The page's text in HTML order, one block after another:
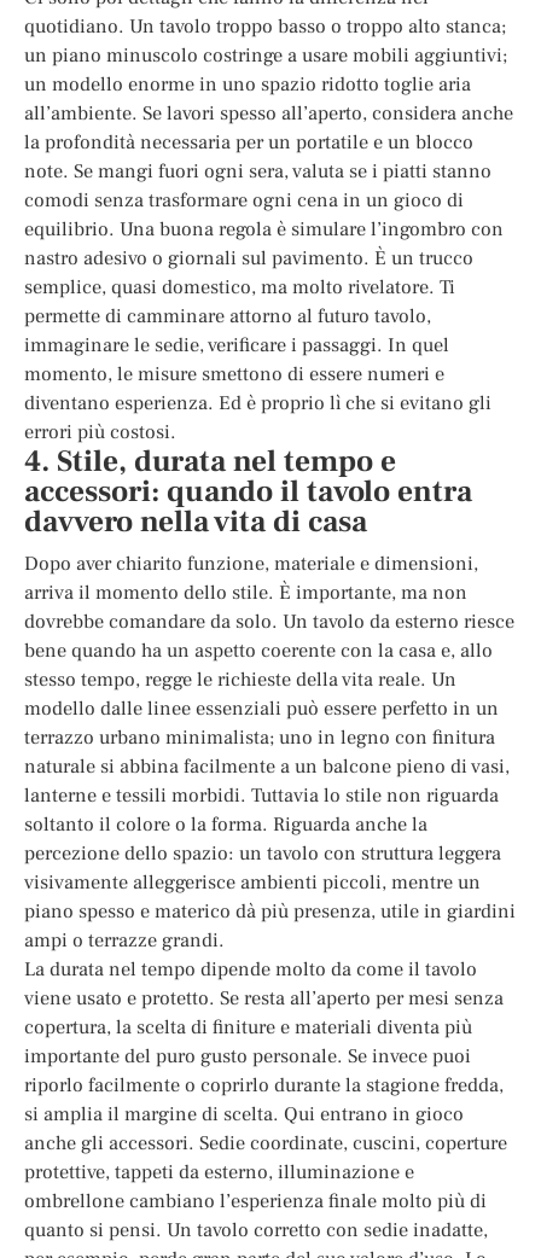
quotidiano. Un tavolo troppo basso o troppo alto stanca;
un piano minuscolo costringe a usare mobili aggiuntivi;
un modello enorme in uno spazio ridotto toglie aria
all’ambiente. Se lavori spesso all’aperto, considera anche
la profondità necessaria per un portatile e un blocco
note. Se mangi fuori ogni sera, valuta se i piatti stanno
comodi senza trasformare ogni cena in un gioco di
equilibrio. Una buona regola è simulare l’ingombro con
nastro adesivo o giornali sul pavimento. È un trucco
semplice, quasi domestico, ma molto rivelatore. Ti
permette di camminare attorno al futuro tavolo,
immaginare le sedie, verificare i passaggi. In quel
momento, le misure smettono di essere numeri e
diventano esperienza. Ed è proprio lì che si evitano gli
errori più costosi.
4. Stile, durata nel tempo e
accessori: quando il tavolo entra
davvero nella vita di casa
Dopo aver chiarito funzione, materiale e dimensioni,
arriva il momento dello stile. È importante, ma non
dovrebbe comandare da solo. Un tavolo da esterno riesce
bene quando ha un aspetto coerente con la casa e, allo
stesso tempo, regge le richieste della vita reale. Un
modello dalle linee essenziali può essere perfetto in un
terrazzo urbano minimalista; uno in legno con finitura
naturale si abbina facilmente a un balcone pieno di vasi,
lanterne e tessili morbidi. Tuttavia lo stile non riguarda
soltanto il colore o la forma. Riguarda anche la
percezione dello spazio: un tavolo con struttura leggera
visivamente alleggerisce ambienti piccoli, mentre un
piano spesso e materico dà più presenza, utile in giardini
ampi o terrazze grandi.
La durata nel tempo dipende molto da come il tavolo
viene usato e protetto. Se resta all’aperto per mesi senza
copertura, la scelta di finiture e materiali diventa più
importante del puro gusto personale. Se invece puoi
riporlo facilmente o coprirlo durante la stagione fredda,
si amplia il margine di scelta. Qui entrano in gioco
anche gli accessori. Sedie coordinate, cuscini, coperture
protettive, tappeti da esterno, illuminazione e
ombrellone cambiano l’esperienza finale molto più di
quanto si pensi. Un tavolo corretto con sedie inadatte,